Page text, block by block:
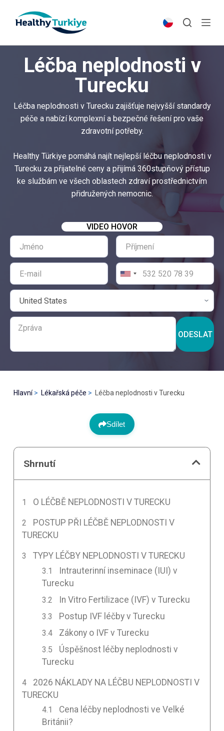
p
Léčba neplodnosti v
Turecku
Léčba neplodnosti v Turecku zajišťuje nejvyšší standardy
péče a nabízí komplexní a bezpečné řešení pro vaše
zdravotní potřeby.
Healthy Türkiye pomáhá najít nejlepší léčbu neplodnosti v
Turecku za přijatelné ceny a přijímá 360stupňový přístup
ke službám ve všech oblastech zdraví prostřednictvím
přidružených nemocnic.
VIDEO HOVOR
ODESLAT
Hlavní Lékařská péče Léčba neplodnosti v Turecku
Sdílet
Shrnutí
O LÉČBĚ NEPLODNOSTI V TURECKU
POSTUP PŘI LÉČBĚ NEPLODNOSTI V
TURECKU
TYPY LÉČBY NEPLODNOSTI V TURECKU
Intrauterinní inseminace (IUI) v
Turecku
In Vitro Fertilizace (IVF) v Turecku
Postup IVF léčby v Turecku
Zákony o IVF v Turecku
Úspěšnost léčby neplodnosti v
Turecku
2026 NÁKLADY NA LÉČBU NEPLODNOSTI V
TURECKU
Cena léčby neplodnosti ve Velké
Británii?